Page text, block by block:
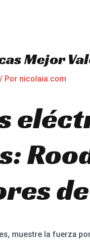
Mejor
/ Por nicolaia.com
muestre la fuerza